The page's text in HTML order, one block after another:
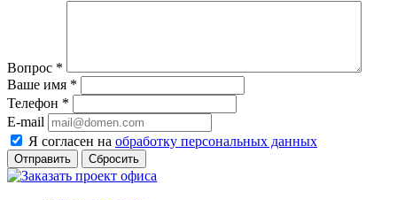
Вопрос *
Ваше имя *
Телефон *
E-mail
Я согласен на обработку персональных данных
Сбросить